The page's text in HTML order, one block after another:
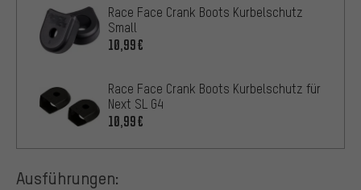
Race Face Crank Boots Kurbelschutz
Small
10,99€
Race Face Crank Boots Kurbelschutz für
Next SL G4
10,99€
Ausführungen: